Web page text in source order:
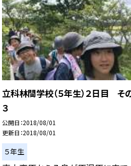
立科林間学校（５年生）２日目 そ
３
公開日 2018/08/01
更新日 2018/08/01
５年生